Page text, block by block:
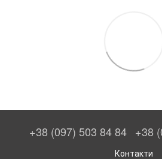
+38 (097) 503 84 84 +38
Контакти